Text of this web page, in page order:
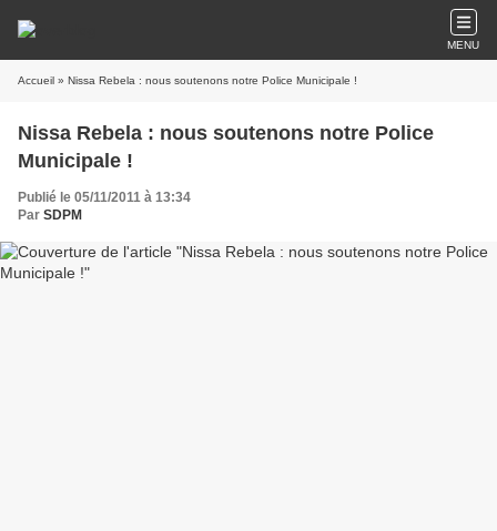
MENU
Accueil » Nissa Rebela : nous soutenons notre Police Municipale !
Nissa Rebela : nous soutenons notre Police
Municipale !
Publié le 05/11/2011 à 13:34
Par SDPM